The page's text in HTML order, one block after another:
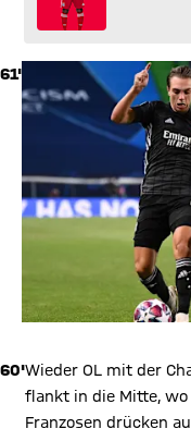
61'
60'Wieder OL mit der
flankt in die Mitte, wo
Franzosen drücken